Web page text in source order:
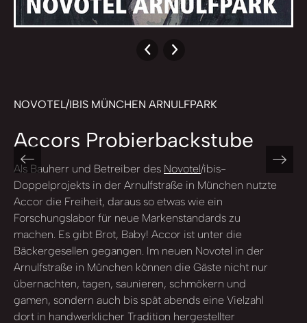
NOVOTEL/IBIS MÜNCHEN ARNULFPARK
Accors Probierbackstube
Als Bauherr und Betreiber des Novotel/ibis-
Doppelprojekts in der Arnulfstraße in München nutzte
Accor die Freiheit, daraus so etwas wie ein
Forschungslabor für neue Markenstandards zu
machen. Es gibt Brot, Baby! Accor ist unter die
Bäckergesellen gegangen. Im neuen Novotel in der
Arnulfstraße in München können die Gäste nicht nur
übernachten, tagen, saunieren, schmökern und
gamen, sondern auch bis spät abends eine Vielzahl
dort in handwerklicher Tradition hergestellter